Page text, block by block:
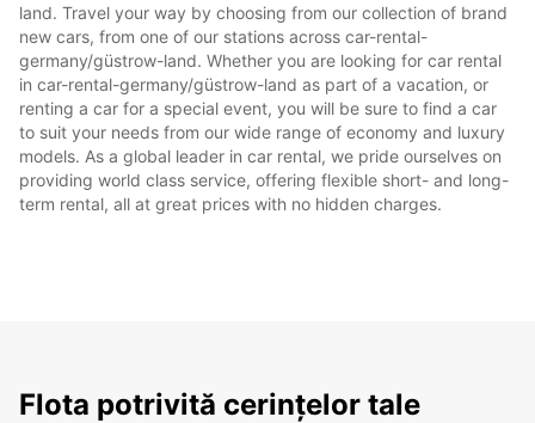
land. Travel your way by choosing from our collection of brand
new cars, from one of our stations across car-rental-
germany/güstrow-land. Whether you are looking for car rental
in car-rental-germany/güstrow-land as part of a vacation, or
renting a car for a special event, you will be sure to find a car
to suit your needs from our wide range of economy and luxury
models. As a global leader in car rental, we pride ourselves on
providing world class service, offering flexible short- and long-
term rental, all at great prices with no hidden charges.
Flota potrivită cerințelor tale